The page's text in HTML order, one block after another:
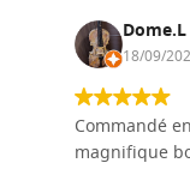
Dome.L
18/09/
Commandé
magnifique